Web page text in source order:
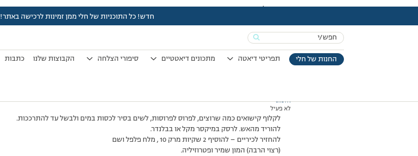
חדש! כל התוכניות של חלי ממן זמינות לרכישה באתר!
Search
for:החנות של חלי תפריטי דיאטה מתכונים דיאטטיים סיפורי הצלחה הקבוצות שלנו כתבות
עמוד הבית>דיונים>פורום>מרק קישואים – בערך 20 קלוריות
מוצגות 1 תגובות (מתוך 1 סה״כ)
05/11/2010 בשעה 15:08
#173157
אלמוני
לא פעיל
לקלוף קישואים כמה שרוצים, לפרוס לפרוסות, לשים בסיר לכסות במים ולבשל עד להתרככות.
להוריד מהאש. לרסק במיקסר מקל או בבלנדר.
להחזיר לכיריים – להוסיף 2 שקיות מרק 10 , מלח פלפל ושם
(רצוי הרבה) המון שמיר ופטרוזיליה.